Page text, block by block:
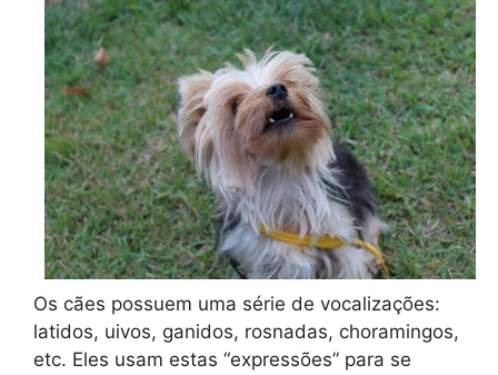
Os cães possuem uma série de vocalizações:
latidos, uivos, ganidos, rosnadas, choramingos,
etc. Eles usam estas “expressões” para se